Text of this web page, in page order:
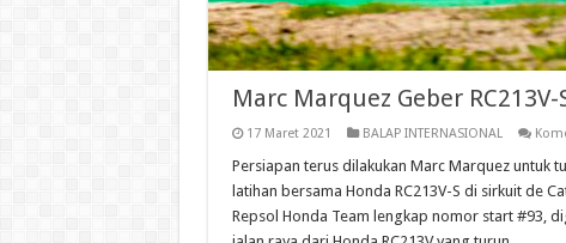
Marc Marquez Geber
17 Maret 2021 BALAP INTERNASIONAL
Persiapan terus dilakukan Marc Marquez untuk
latihan bersama Honda RC213V-S di sirkuit de
Repsol Honda Team lengkap nomor start #93,